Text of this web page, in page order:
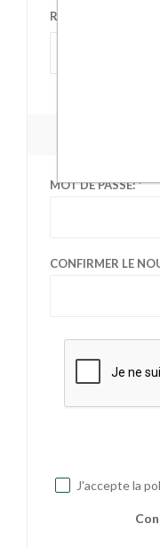
RÉGION OU
MOT DE PASSE:
CONFIRMER LE
J'accepte la